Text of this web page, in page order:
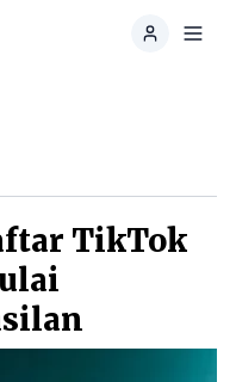
TikTok